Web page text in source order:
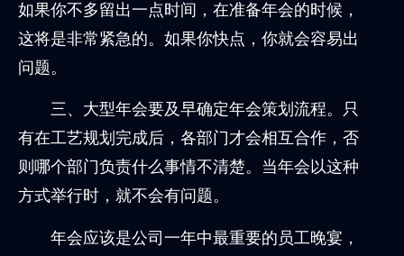
如果你不多留出一点时间，在准备年会的时候，
这将是非常紧急的。如果你快点，你就会容易出
问题。
三、大型年会要及早确定年会策划流程。只
有在工艺规划完成后，各部门才会相互合作，否
则哪个部门负责什么事情不清楚。当年会以这种
方式举行时，就不会有问题。
年会应该是公司一年中最重要的员工晚宴，